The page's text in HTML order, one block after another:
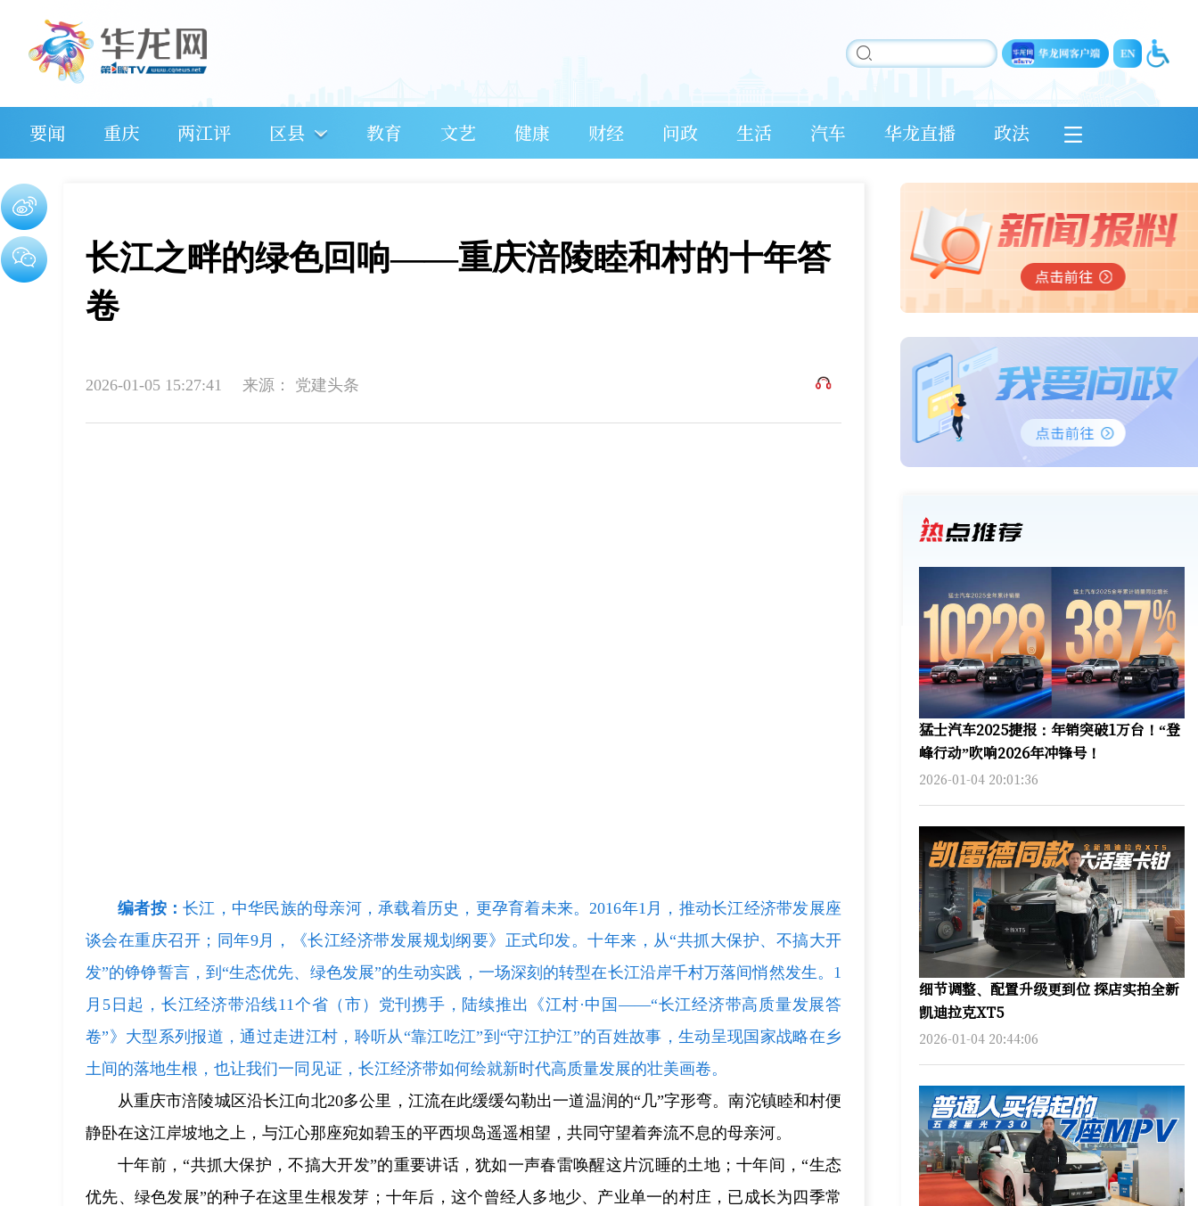
要闻 重庆 两江评 区县 教育 文艺 健康 财经 问政 生活 汽车 华龙直播 政法
长江之畔的绿色回响——重庆涪陵睦和村的十年答
卷
2026-01-05 15:27:41 来源： 党建头条
编者按：长江，中华民族的母亲河，承载着历史，更孕育着未来。2016年1月，推动长江经济带发展座
谈会在重庆召开；同年9月，《长江经济带发展规划纲要》正式印发。十年来，从“共抓大保护、不搞大开
发”的铮铮誓言，到“生态优先、绿色发展”的生动实践，一场深刻的转型在长江沿岸千村万落间悄然发生。1
月5日起，长江经济带沿线11个省（市）党刊携手，陆续推出《江村·中国——“长江经济带高质量发展答
卷”》大型系列报道，通过走进江村，聆听从“靠江吃江”到“守江护江”的百姓故事，生动呈现国家战略在乡
土间的落地生根，也让我们一同见证，长江经济带如何绘就新时代高质量发展的壮美画卷。
从重庆市涪陵城区沿长江向北20多公里，江流在此缓缓勾勒出一道温润的“几”字形弯。南沱镇睦和村便
静卧在这江岸坡地之上，与江心那座宛如碧玉的平西坝岛遥遥相望，共同守望着奔流不息的母亲河。
十年前，“共抓大保护，不搞大开发”的重要讲话，犹如一声春雷唤醒这片沉睡的土地；十年间，“生态
优先、绿色发展”的种子在这里生根发芽；十年后，这个曾经人多地少、产业单一的村庄，已成长为四季常
猛士汽车2025捷报：年销突破1万台！“登
峰行动”吹响2026年冲锋号！
2026-01-04 20:01:36
细节调整、配置升级更到位 探店实拍全新
凯迪拉克XT5
2026-01-04 20:44:06